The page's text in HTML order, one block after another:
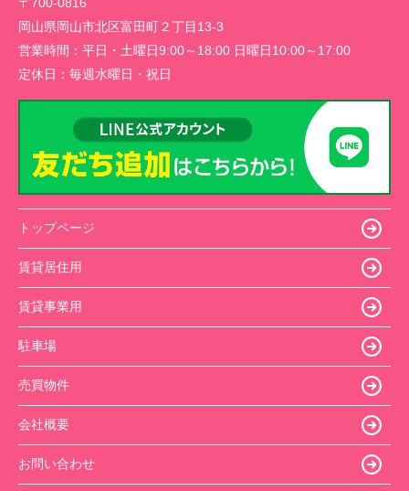
岡山県岡山市北区富田町２丁目13-3
営業時間： 平日・土曜日9:00～18:00 日曜日10:00～17:00
定休日： 毎週水曜日・祝日
トップページ
賃貸居住用
賃貸事業用
駐車場
売買物件
会社概要
お問い合わせ